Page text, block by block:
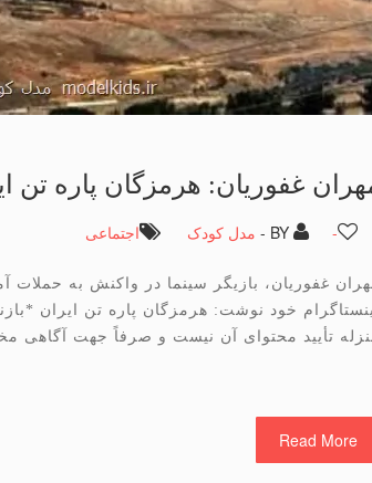
غفوریان: هرمزگان پاره تن
BY - مدل کودک اجتماعی -
غفوریان، بازیگر سینما در واکنش به
اینستاگرام خود نوشت: هرمزگان پاره تن ایران
تأیید محتوای آن نیست و صرفاً جهت آگاهی
Read More